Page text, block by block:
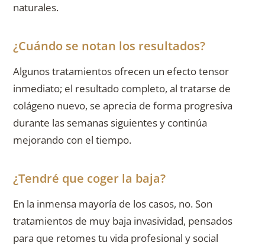
naturales.
¿Cuándo se notan los resultados?
Algunos tratamientos ofrecen un efecto tensor
inmediato; el resultado completo, al tratarse de
colágeno nuevo, se aprecia de forma progresiva
durante las semanas siguientes y continúa
mejorando con el tiempo.
¿Tendré que coger la baja?
En la inmensa mayoría de los casos, no. Son
tratamientos de muy baja invasividad, pensados
para que retomes tu vida profesional y social